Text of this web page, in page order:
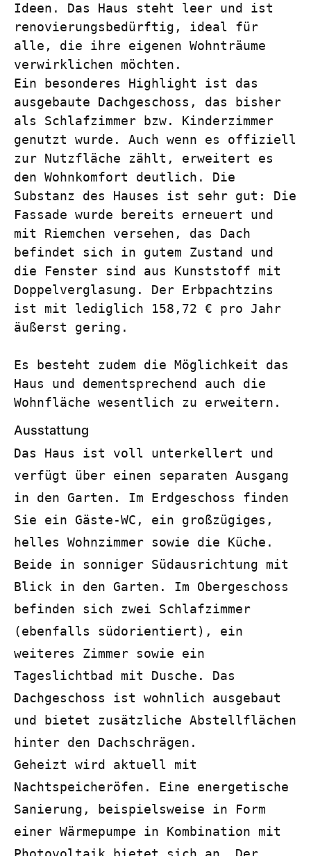
Ideen. Das Haus steht leer und ist
renovierungsbedürftig, ideal für
alle, die ihre eigenen Wohnträume
verwirklichen möchten.
Ein besonderes Highlight ist das
ausgebaute Dachgeschoss, das bisher
als Schlafzimmer bzw. Kinderzimmer
genutzt wurde. Auch wenn es offiziell
zur Nutzfläche zählt, erweitert es
den Wohnkomfort deutlich. Die
Substanz des Hauses ist sehr gut: Die
Fassade wurde bereits erneuert und
mit Riemchen versehen, das Dach
befindet sich in gutem Zustand und
die Fenster sind aus Kunststoff mit
Doppelverglasung. Der Erbpachtzins
ist mit lediglich 158,72 € pro Jahr
äußerst gering.
Es besteht zudem die Möglichkeit das
Haus und dementsprechend auch die
Wohnfläche wesentlich zu erweitern.
Ausstattung
Das Haus ist voll unterkellert und
verfügt über einen separaten Ausgang
in den Garten. Im Erdgeschoss finden
Sie ein Gäste-WC, ein großzügiges,
helles Wohnzimmer sowie die Küche.
Beide in sonniger Südausrichtung mit
Blick in den Garten. Im Obergeschoss
befinden sich zwei Schlafzimmer
(ebenfalls südorientiert), ein
weiteres Zimmer sowie ein
Tageslichtbad mit Dusche. Das
Dachgeschoss ist wohnlich ausgebaut
und bietet zusätzliche Abstellflächen
hinter den Dachschrägen.
Geheizt wird aktuell mit
Nachtspeicheröfen. Eine energetische
Sanierung, beispielsweise in Form
einer Wärmepumpe in Kombination mit